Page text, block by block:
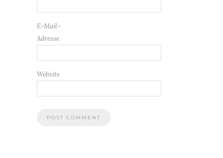
E-Mail-
Adresse
Website